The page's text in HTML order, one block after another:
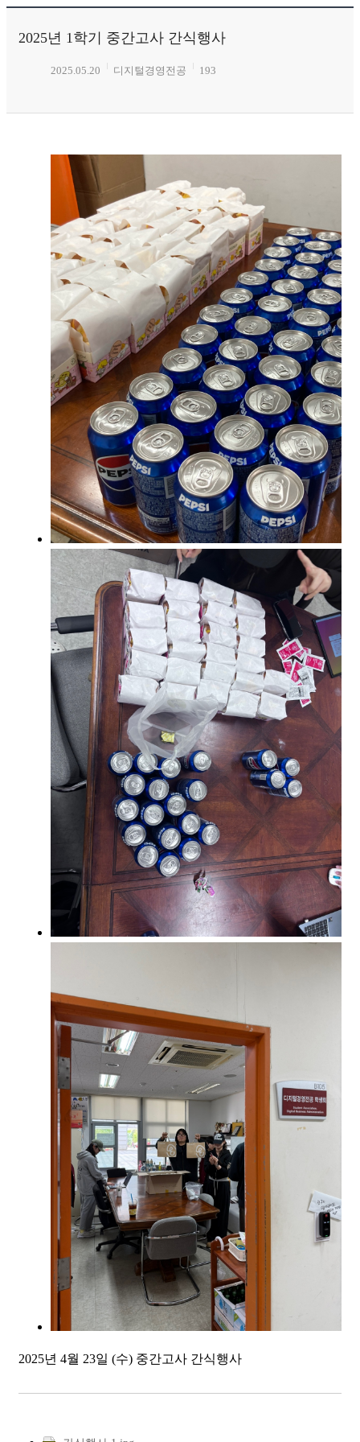
2025년 1학기 중간고사 간식행사
2025.05.20 디지털경영전공 193
2025년 4월 23일 (수) 중간고사 간식행사